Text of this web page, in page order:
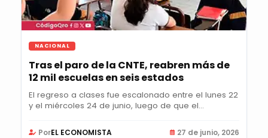
NACIONAL
Tras el paro de la CNTE, reabren más de
12 mil escuelas en seis estados
El regreso a clases fue escalonado entre el lunes 22
y el miércoles 24 de junio, luego de que el...
PorEL ECONOMISTA 27 de junio, 2026